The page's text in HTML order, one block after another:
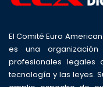
El Comité Euro
es una
profesionales legales
tecnología y las leyes.